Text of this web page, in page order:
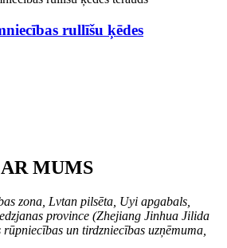
rullīšu ķēdes
MUMS
zona, Lvtan pilsēta, Uyi apgabals,
province (Zhejiang Jinhua Jilida
rūpniecības un tirdzniecības uzņēmuma,